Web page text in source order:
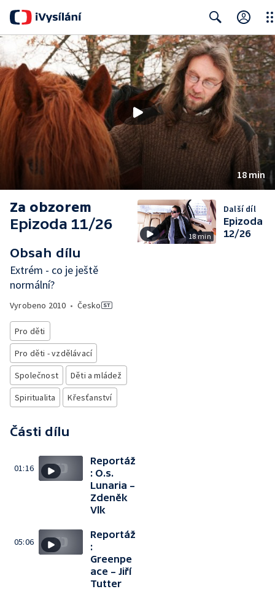
Search
18 min
Za obzorem
Epizoda 11/26
Obsah dílu
Extrém - co je ještě
normální?
Vyrobeno 2010 • Česko
Pro děti
Pro děti - vzdělávací
Společnost
Děti a mládež
Spiritualita
Křesťanství
Části dílu
01:16
Reportáž
: O.s.
Lunaria –
Zdeněk
Vlk
05:06
Reportáž
:
Greenpe
ace – Jiří
Tutter
18 min
Další díl
Epizoda
12/26